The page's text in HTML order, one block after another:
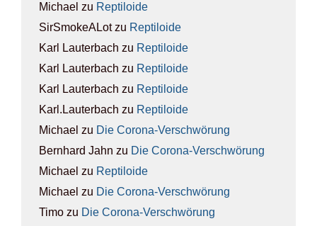
Michael zu Rep­ti­lo­ide
SirSmokeALotzu Rep­ti­lo­ide
Karl Lauterbach zu Rep­ti­lo­ide
Karl Lauterbach zu Rep­ti­lo­ide
Karl Lauterbach zu Rep­ti­lo­ide
Karl.Lauterbach zu Rep­ti­lo­ide
Michael zu Die Coro­na-Ver­schwö­rung
Bernhard Jahn zu Die Coro­na-Ver­schwö­rung
Michael zu Rep­ti­lo­ide
Michael zu Die Coro­na-Ver­schwö­rung
Timo zu Die Coro­na-Ver­schwö­rung